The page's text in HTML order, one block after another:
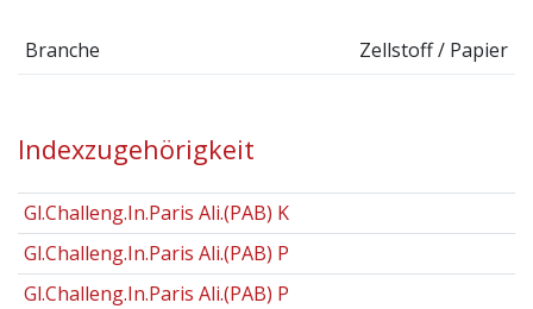
Branche Zellstoff / Papier
Indexzugehörigkeit
Gl.Challeng.In.Paris Ali.(PAB) K
Gl.Challeng.In.Paris Ali.(PAB) P
Gl.Challeng.In.Paris Ali.(PAB) P